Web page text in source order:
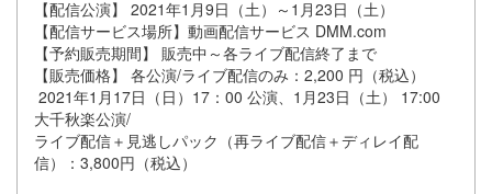
【配信公演】 2021年1月9日（土）～1月23日（土）
【配信サービス場所】動画配信サービス DMM.com
【予約販売期間】 販売中～各ライブ配信終了まで
【販売価格】 各公演/ライブ配信のみ：2,200 円（税込）
2021年1月17日（日）17：00 公演、1月23日（土） 17:00
大千秋楽公演/
ライブ配信＋見逃しパック（再ライブ配信＋ディレイ配
信）：3,800円（税込）